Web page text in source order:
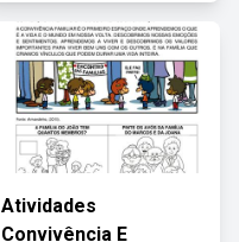
Atividades
Convivência E